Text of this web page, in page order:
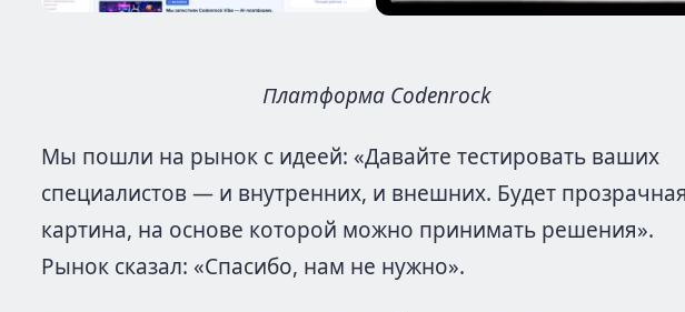
Платформа Codenrock
Мы пошли на рынок с идеей: «Давайте тестировать ваших
специалистов — и внутренних, и внешних. Будет
картина, на основе которой можно принимать решения».
Рынок сказал: «Спасибо, нам не нужно».